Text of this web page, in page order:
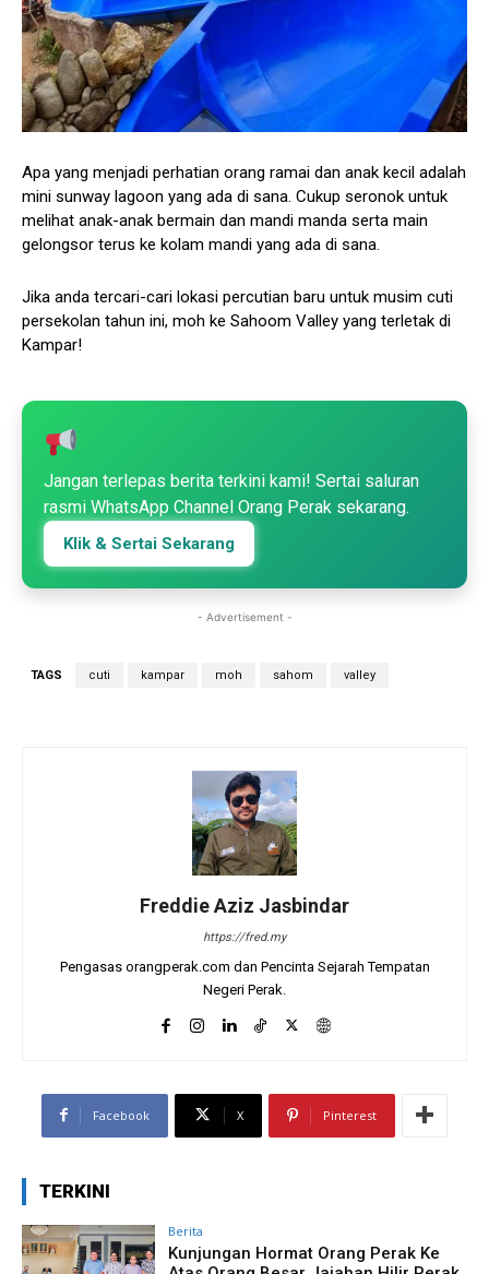
Apa yang menjadi perhatian orang ramai dan anak kecil adalah
mini sunway lagoon yang ada di sana. Cukup seronok untuk
melihat anak-anak bermain dan mandi manda serta main
gelongsor terus ke kolam mandi yang ada di sana.
Jika anda tercari-cari lokasi percutian baru untuk musim cuti
persekolan tahun ini, moh ke Sahoom Valley yang terletak di
Kampar!
Jangan terlepas berita terkini kami! Sertai saluran
rasmi WhatsApp Channel Orang Perak sekarang.
Klik & Sertai Sekarang
- Advertisement -
TAGS cuti kampar moh sahom valley
Freddie Aziz Jasbindar
https://fred.my
Pengasas orangperak.com dan Pencinta Sejarah Tempatan
Negeri Perak.
Facebook X Pinterest
TERKINI
Berita
Kunjungan Hormat Orang Perak Ke